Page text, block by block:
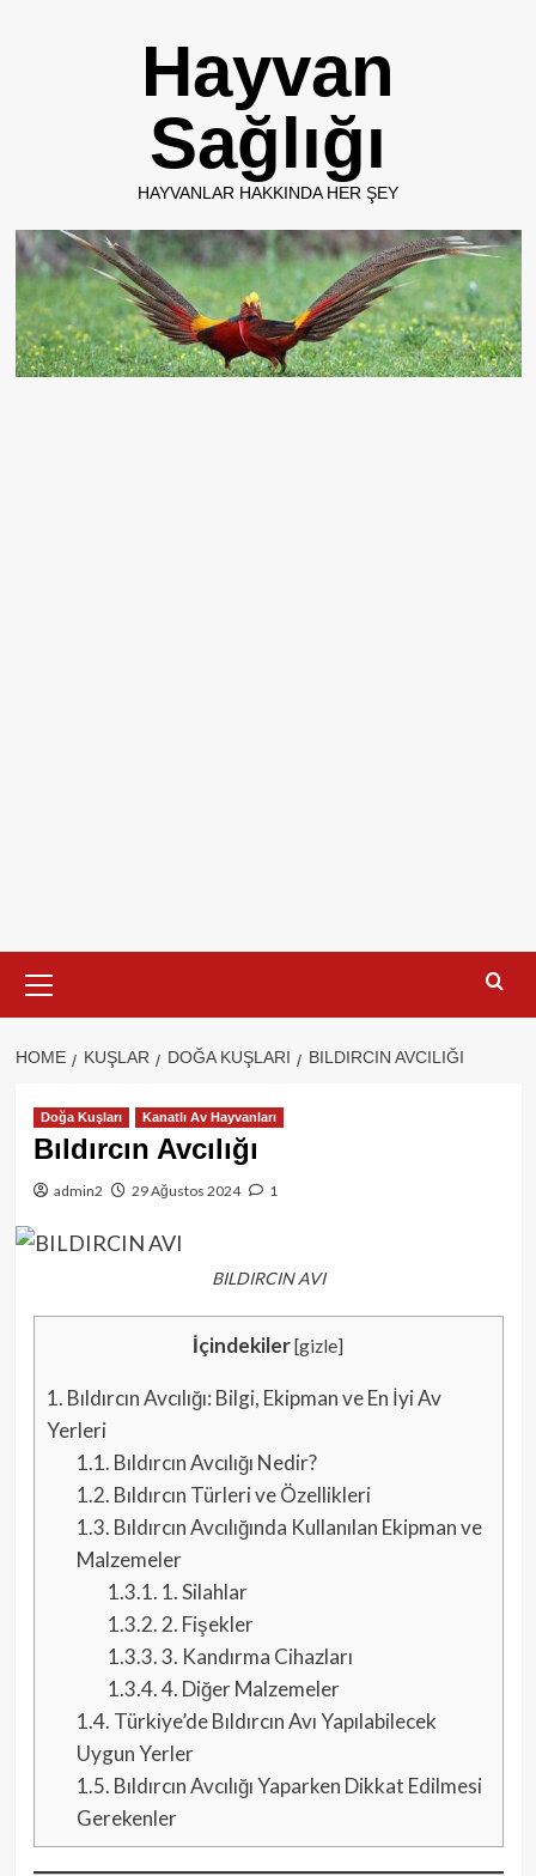
Hayvan
Sağlığı
HAYVANLAR HAKKINDA HER ŞEY
Menu
HOME KUŞLAR DOĞA KUŞLARI BILDIRCIN AVCILIĞI
Doğa Kuşları Kanatlı Av Hayvanları
Bıldırcın Avcılığı
admin2 29 Ağustos 2024 1
BILDIRCIN AVI
İçindekiler[gizle]
1. Bıldırcın Avcılığı: Bilgi, Ekipman ve En İyi Av
Yerleri
1.1. Bıldırcın Avcılığı Nedir?
1.2. Bıldırcın Türleri ve Özellikleri
1.3. Bıldırcın Avcılığında Kullanılan Ekipman ve
Malzemeler
1.3.1. 1. Silahlar
1.3.2. 2. Fişekler
1.3.3.3. Kandırma Cihazları
1.3.4.4. Diğer Malzemeler
1.4. Türkiye’de Bıldırcın Avı Yapılabilecek
Uygun Yerler
1.5. Bıldırcın Avcılığı Yaparken Dikkat Edilmesi
Gerekenler